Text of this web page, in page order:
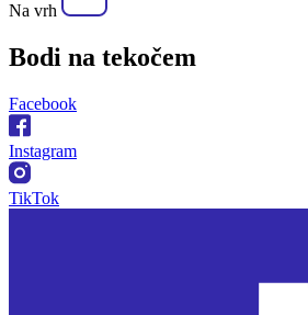
Na vrh
Bodi na tekočem
Facebook
Instagram
TikTok